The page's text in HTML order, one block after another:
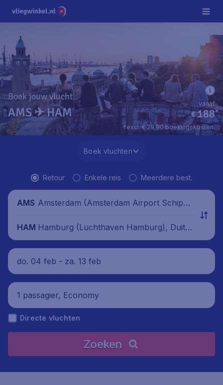
Boek jouw vlucht
AMS ✈ HAM €188*
vanaf
*excl. € 29,90 boekingskosten.
Boek vluchten
Retour Enkele reis Meerdere best.
AMS Amsterdam (Amsterdam Airport Schipho
HAM Hamburg (Luchthaven Hamburg), Duitsl
and
do. 04 feb - za. 13 feb
1 passagier, Economy
Directe vluchten
Zoeken